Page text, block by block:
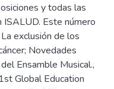
y todas las
ISALUD. Este número
exclusión de los
Novedades
Ensamble Musical.,
Global Education